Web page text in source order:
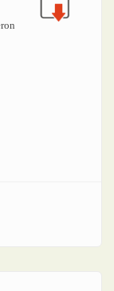
| Jorge Luongo nos